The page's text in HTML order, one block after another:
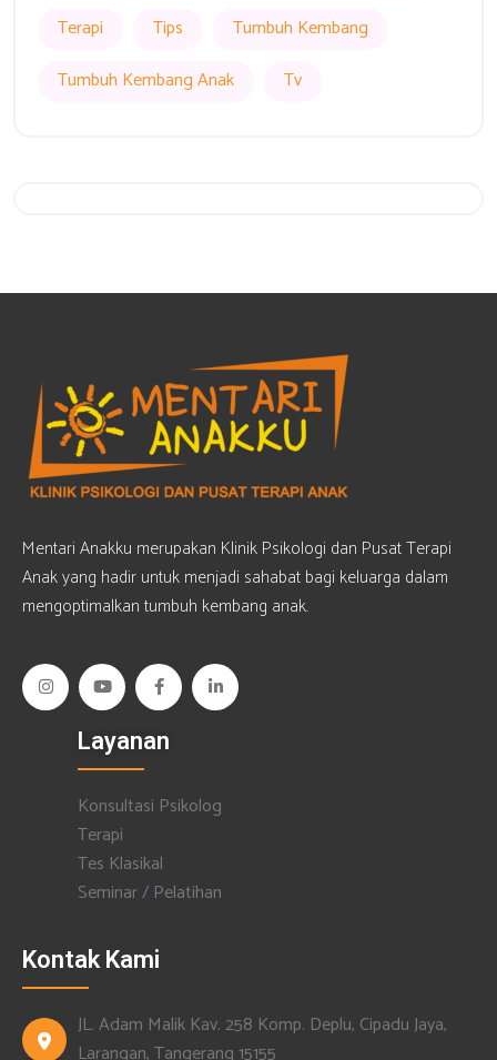
Terapi
Tips
Tumbuh Kembang
Tumbuh Kembang Anak
Tv
Mentari Anakku merupakan Klinik Psikologi dan Pusat Terapi
Anak yang hadir untuk menjadi sahabat bagi keluarga dalam
mengoptimalkan tumbuh kembang anak.
Layanan
Konsultasi Psikolog
Terapi
Tes Klasikal
Seminar / Pelatihan
Kontak Kami
JL. Adam Malik Kav. 258 Komp. Deplu, Cipadu Jaya,
Larangan, Tangerang 15155